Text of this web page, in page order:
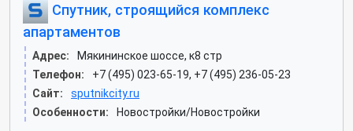
Спутник, строящийся комплекс
апартаментов
Адрес:
Мякининское шоссе, к8 стр
Телефон:
+7 (495) 023-65-19, +7 (495) 236-05-23
Сайт:
sputnikcity.ru
Особенности:
Новостройки/Новостройки